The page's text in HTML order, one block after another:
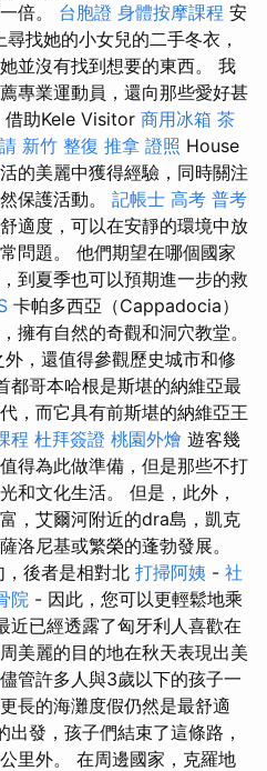
倍。 台胞證 身體按摩課程 安
找她的小女兒的二手冬衣，
並沒有找到想要的東西。 我
專業運動員，還向那些愛好甚
借助Kele Visitor 商用冰箱 茶
新竹 整復 推拿 證照 House
的美麗中獲得經驗，同時關注
保護活動。 記帳士 高考 普考
適度，可以在安靜的環境中放
問題。 他們期望在哪個國家
到夏季也可以預期進一步的救
卡帕多西亞（Cappadocia）
擁有自然的奇觀和洞穴教堂。
，還值得參觀歷史城市和修
都哥本哈根是斯堪的納維亞最
，而它具有前斯堪的納維亞王
程 杜拜簽證 桃園外燴 遊客幾
得為此做準備，但是那些不打
和文化生活。 但是，此外，
，艾爾河附近的dra島，凱克
洛尼基或繁榮的蓬勃發展。
，後者是相對北 打掃阿姨 - 社
院 - 因此，您可以更輕鬆地乘
近已經透露了匈牙利人喜歡在
美麗的目的地在秋天表現出美
儘管許多人與3歲以下的孩子一
長的海灘度假仍然是最舒適
出發，孩子們結束了這條路，
里外。 在周邊國家，克羅地